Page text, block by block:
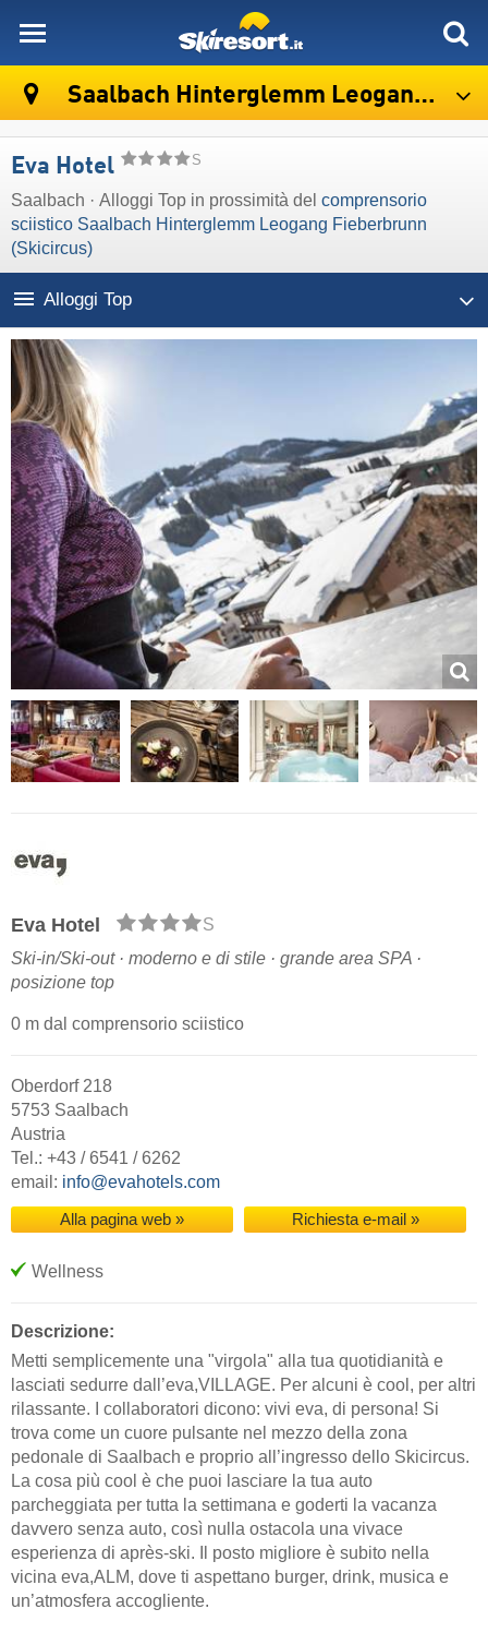
Saalbach Hinterglemm Leogang Fieberbrunn (Skicircus)
Eva Hotel S
Saalbach · Alloggi Top in prossimità del comprensorio
sciistico Saalbach Hinterglemm Leogang Fieberbrunn
(Skicircus)
Alloggi Top
Eva Hotel
S
Ski-in/Ski-out · moderno e di stile · grande area SPA ·
posizione top
0 m dal comprensorio sciistico
Oberdorf 218
5753 Saalbach
Austria
Tel.: +43 / 6541 / 6262
email: info@evahotels.com
Alla pagina web » Richiesta e-mail »
Wellness
Descrizione:
Metti semplicemente una "virgola" alla tua quotidianità e
lasciati sedurre dall’eva,VILLAGE. Per alcuni è cool, per altri
rilassante. I collaboratori dicono: vivi eva, di persona! Si
trova come un cuore pulsante nel mezzo della zona
pedonale di Saalbach e proprio all’ingresso dello Skicircus.
La cosa più cool è che puoi lasciare la tua auto
parcheggiata per tutta la settimana e goderti la vacanza
davvero senza auto, così nulla ostacola una vivace
esperienza di après-ski. Il posto migliore è subito nella
vicina eva,ALM, dove ti aspettano burger, drink, musica e
un’atmosfera accogliente.